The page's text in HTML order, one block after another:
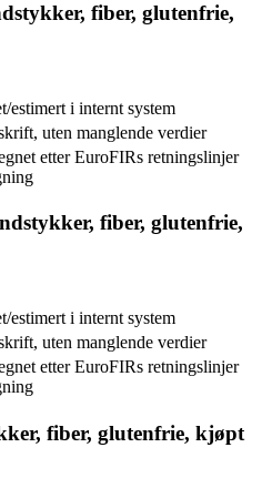
fiber, glutenfrie,
estimert i internt system
uten manglende verdier
etter EuroFIRs retningslinjer
fiber, glutenfrie,
estimert i internt system
uten manglende verdier
etter EuroFIRs retningslinjer
fiber, glutenfrie, kjøpt